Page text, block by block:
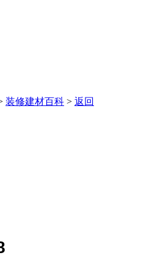
装修建材百科 > 返回